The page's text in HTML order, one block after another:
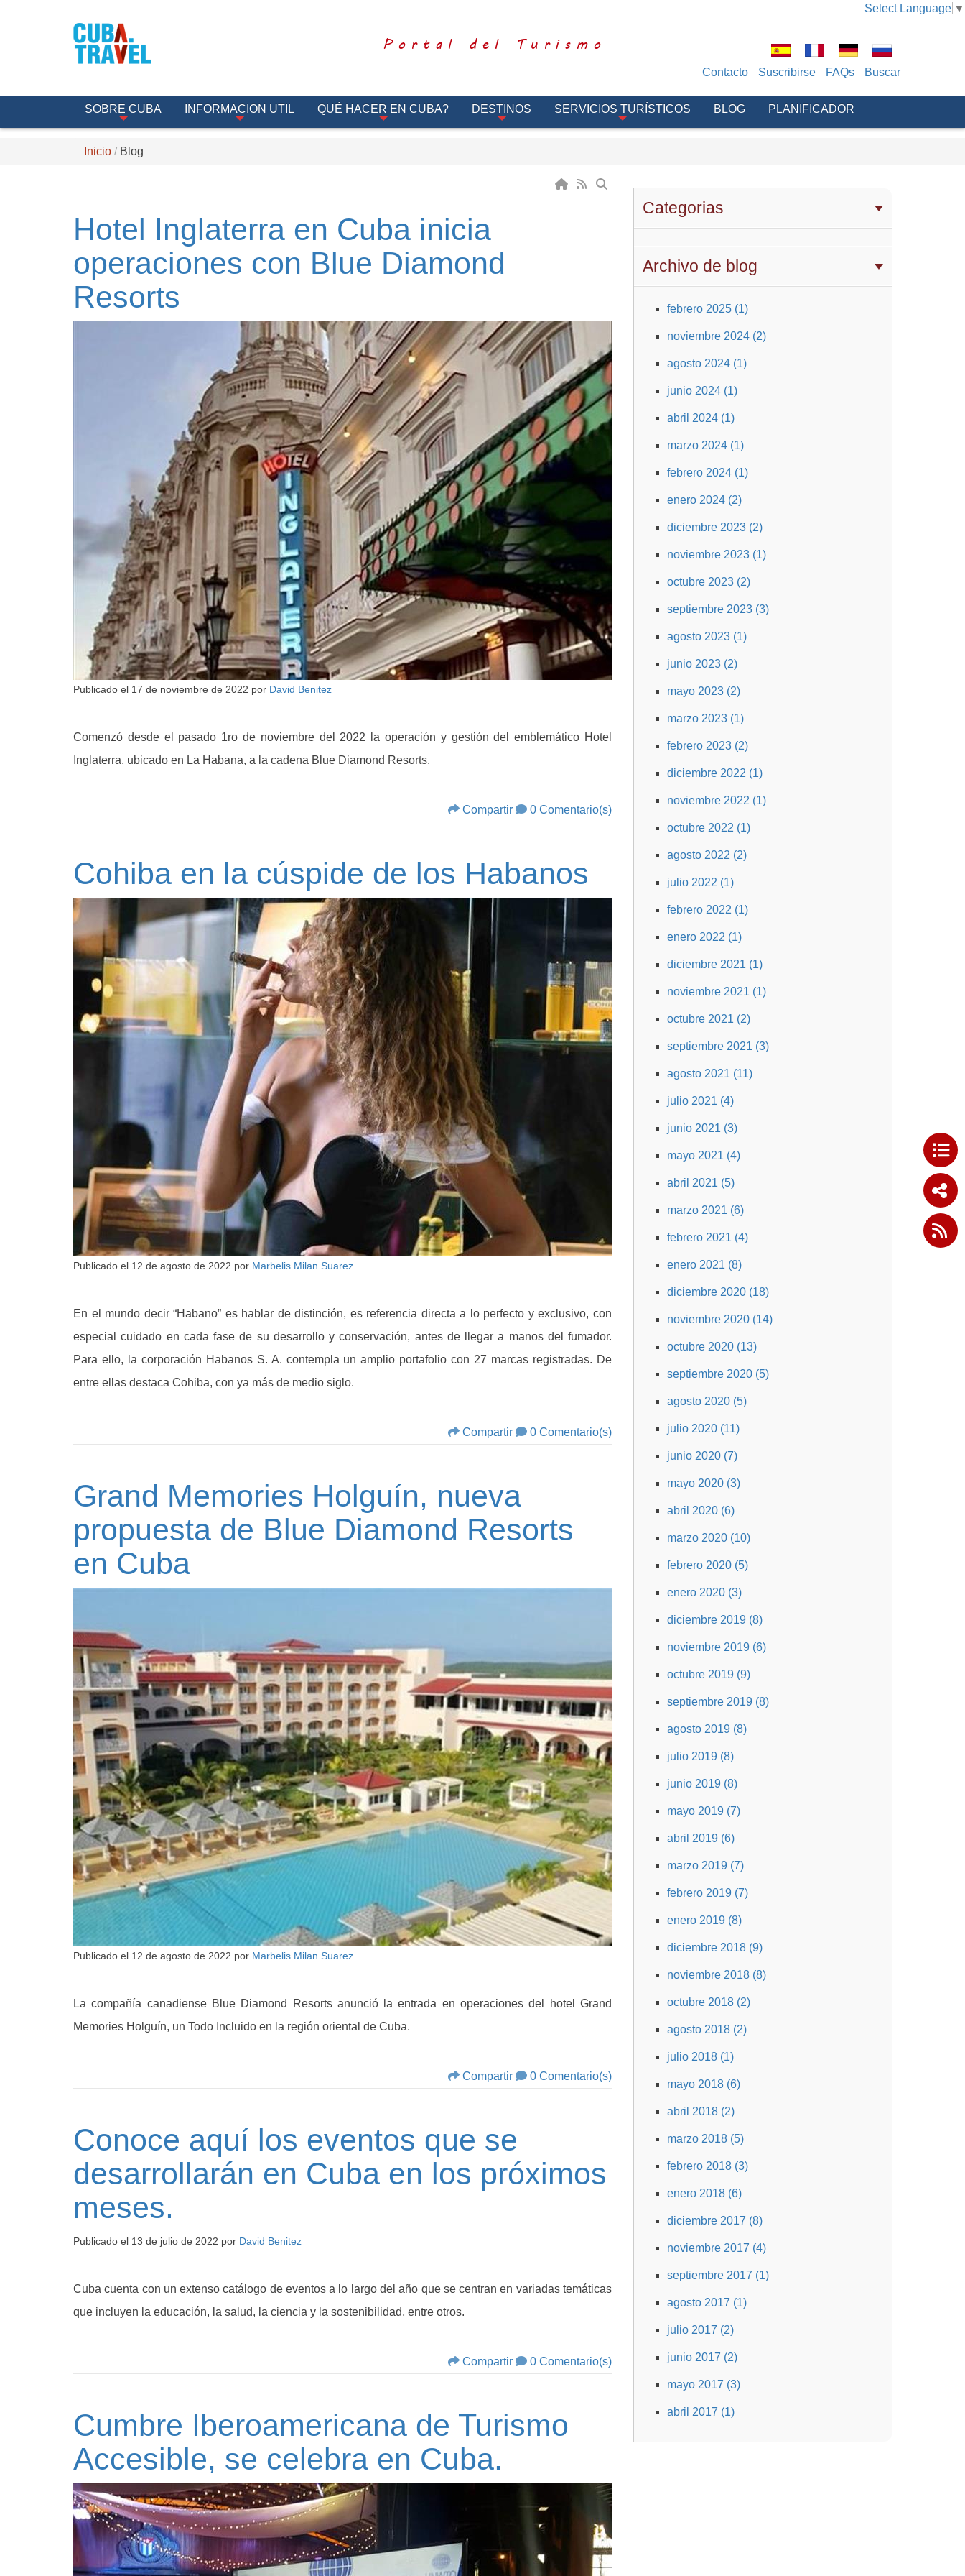
Select Language ▼
Portal del Turismo
Contacto Suscribirse FAQs Buscar
SOBRE CUBA INFORMACION UTIL QUÉ HACER EN CUBA? DESTINOS SERVICIOS TURÍSTICOS BLOG PLANIFICADOR
Inicio Blog
Categorias
Archivo de blog
febrero 2025 (1)
noviembre 2024 (2)
agosto 2024 (1)
junio 2024 (1)
abril 2024 (1)
marzo 2024 (1)
febrero 2024 (1)
enero 2024 (2)
diciembre 2023 (2)
noviembre 2023 (1)
octubre 2023 (2)
septiembre 2023 (3)
agosto 2023 (1)
junio 2023 (2)
mayo 2023 (2)
marzo 2023 (1)
febrero 2023 (2)
diciembre 2022 (1)
noviembre 2022 (1)
octubre 2022 (1)
agosto 2022 (2)
julio 2022 (1)
febrero 2022 (1)
enero 2022 (1)
diciembre 2021 (1)
noviembre 2021 (1)
octubre 2021 (2)
septiembre 2021 (3)
agosto 2021 (11)
julio 2021 (4)
junio 2021 (3)
mayo 2021 (4)
abril 2021 (5)
marzo 2021 (6)
febrero 2021 (4)
enero 2021 (8)
diciembre 2020 (18)
noviembre 2020 (14)
octubre 2020 (13)
septiembre 2020 (5)
agosto 2020 (5)
julio 2020 (11)
junio 2020 (7)
mayo 2020 (3)
abril 2020 (6)
marzo 2020 (10)
febrero 2020 (5)
enero 2020 (3)
diciembre 2019 (8)
noviembre 2019 (6)
octubre 2019 (9)
septiembre 2019 (8)
agosto 2019 (8)
julio 2019 (8)
junio 2019 (8)
mayo 2019 (7)
abril 2019 (6)
marzo 2019 (7)
febrero 2019 (7)
enero 2019 (8)
diciembre 2018 (9)
noviembre 2018 (8)
octubre 2018 (2)
agosto 2018 (2)
julio 2018 (1)
mayo 2018 (6)
abril 2018 (2)
marzo 2018 (5)
febrero 2018 (3)
enero 2018 (6)
diciembre 2017 (8)
noviembre 2017 (4)
septiembre 2017 (1)
agosto 2017 (1)
julio 2017 (2)
junio 2017 (2)
mayo 2017 (3)
abril 2017 (1)
Hotel Inglaterra en Cuba inicia
operaciones con Blue Diamond
Resorts
Publicado el 17 de noviembre de 2022 por David Benitez
Comenzó desde el pasado 1ro de noviembre del 2022 la operación y gestión del emblemático Hotel
Inglaterra, ubicado en La Habana, a la cadena Blue Diamond Resorts.
Compartir 0 Comentario(s)
Cohiba en la cúspide de los Habanos
Publicado el 12 de agosto de 2022 por Marbelis Milan Suarez
En el mundo decir “Habano” es hablar de distinción, es referencia directa a lo perfecto y exclusivo, con
especial cuidado en cada fase de su desarrollo y conservación, antes de llegar a manos del fumador.
Para ello, la corporación Habanos S. A. contempla un amplio portafolio con 27 marcas registradas. De
entre ellas destaca Cohiba, con ya más de medio siglo.
Compartir 0 Comentario(s)
Grand Memories Holguín, nueva
propuesta de Blue Diamond Resorts
en Cuba
Publicado el 12 de agosto de 2022 por Marbelis Milan Suarez
La compañía canadiense Blue Diamond Resorts anunció la entrada en operaciones del hotel Grand
Memories Holguín, un Todo Incluido en la región oriental de Cuba.
Compartir 0 Comentario(s)
Conoce aquí los eventos que se
desarrollarán en Cuba en los próximos
meses.
Publicado el 13 de julio de 2022 por David Benitez
Cuba cuenta con un extenso catálogo de eventos a lo largo del año que se centran en variadas temáticas
que incluyen la educación, la salud, la ciencia y la sostenibilidad, entre otros.
Compartir 0 Comentario(s)
Cumbre Iberoamericana de Turismo
Accesible, se celebra en Cuba.